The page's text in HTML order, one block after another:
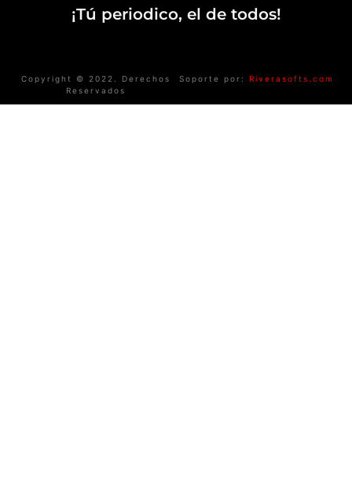
¡Tú periodico, el de todos!
Copyright © 2022. Derechos
Reservados
Soporte por: Riverasofts.com